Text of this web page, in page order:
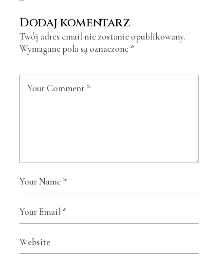
Dodaj komentarz
Twój adres email nie zostanie opublikowany.
Wymagane pola są oznaczone *